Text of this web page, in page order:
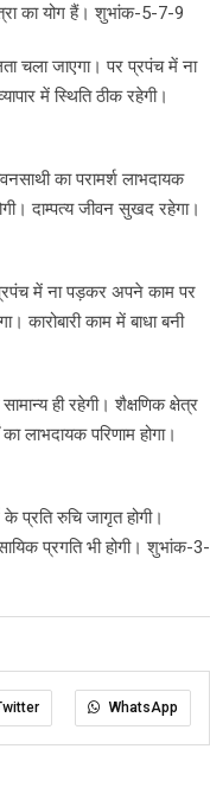
का योग हैं। शुभांक-5-7-9
चला जाएगा। पर प्रपंच में ना
में स्थिति ठीक रहेगी।
का परामर्श लाभदायक
दाम्पत्य जीवन सुखद रहेगा।
में ना पड़कर अपने काम पर
काम में बाधा बनी
ही रहेगी। शैक्षणिक क्षेत्र
लाभदायक परिणाम होगा।
प्रति रुचि जागृत होगी।
प्रगति भी होगी। शुभांक-3-
WhatsApp